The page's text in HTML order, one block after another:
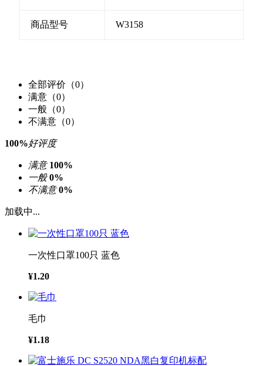
商品型号 W3158
全部评价（0）
满意（0）
一般（0）
不满意（0）
100%好评度
满意 100%
一般 0%
不满意 0%
加载中...
一次性口罩100只 蓝色
¥1.20
毛巾
¥1.18